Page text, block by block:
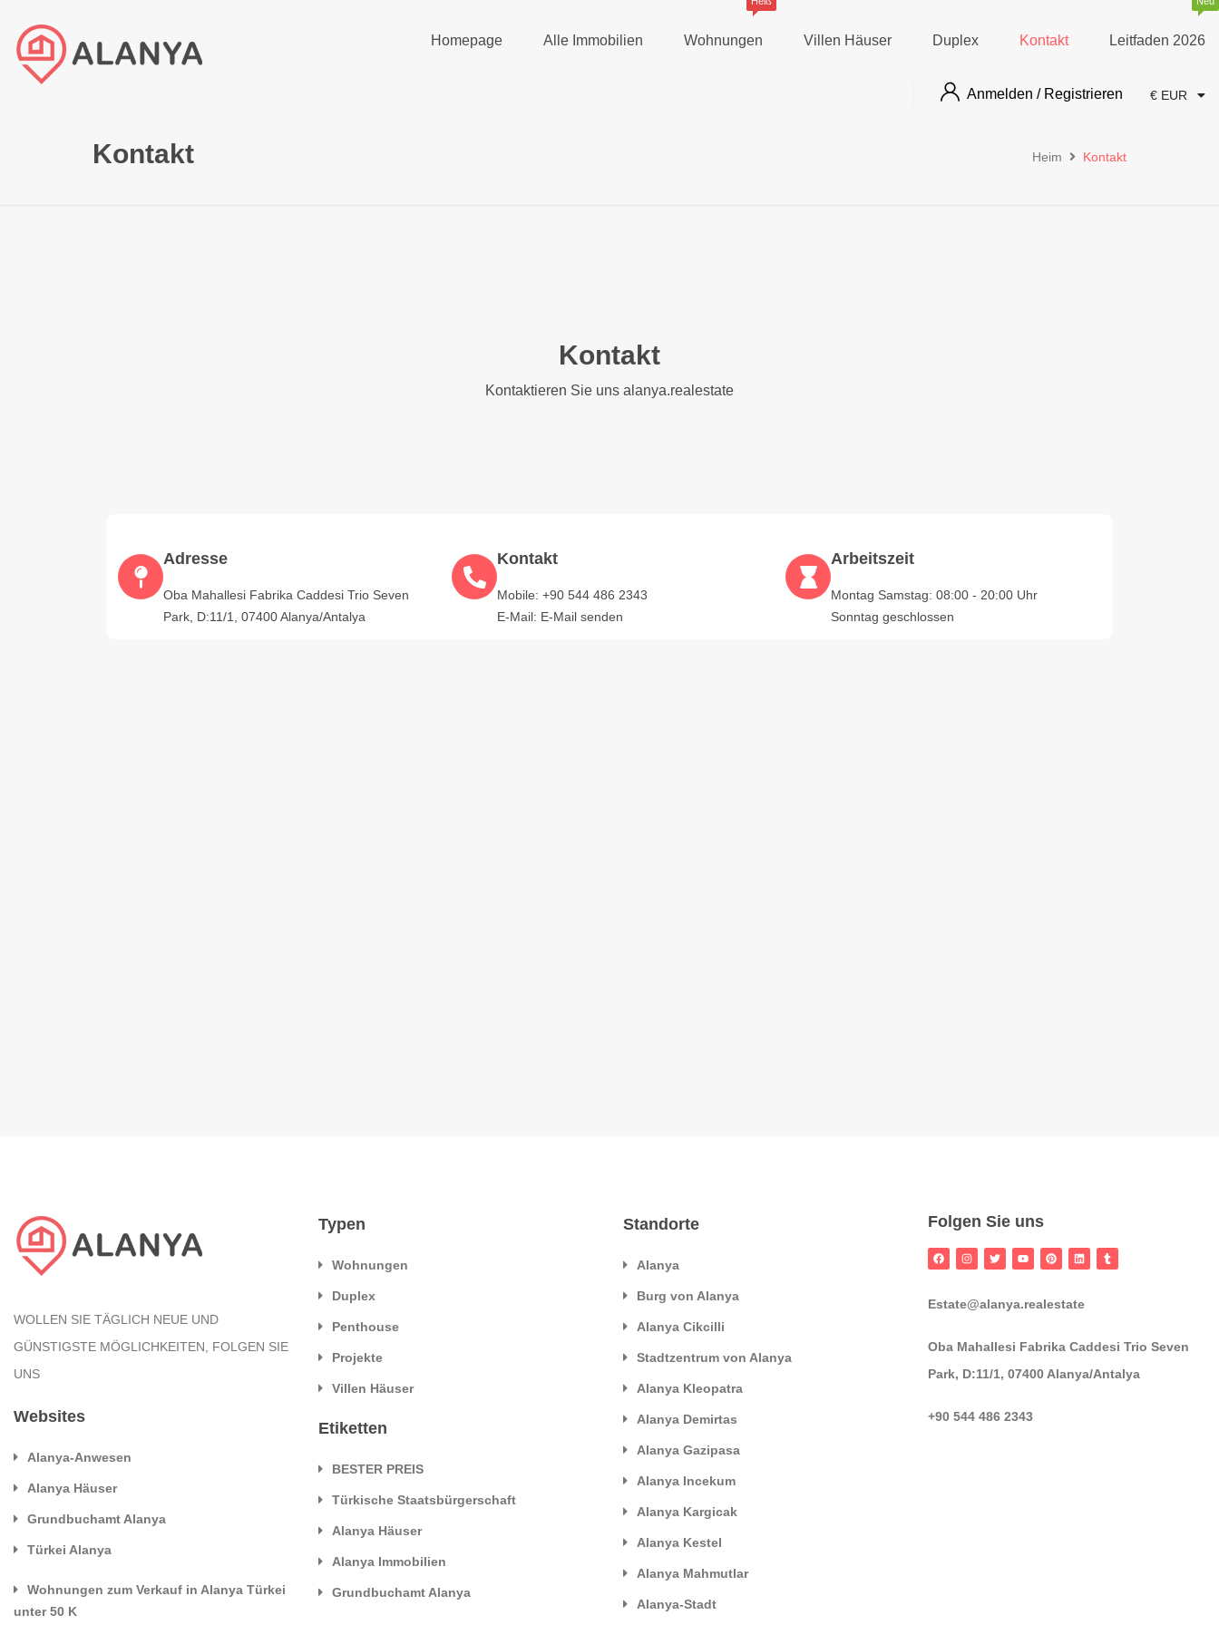
Homepage Alle Immobilien Wohnungen Villen Häuser Duplex Kontakt Leitfaden 2026
Anmelden / Registrieren € EUR
Kontakt Heim Kontakt
Kontakt
Kontaktieren Sie uns alanya.realestate
Adresse
Oba Mahallesi Fabrika Caddesi Trio Seven
Park, D:11/1, 07400 Alanya/Antalya
Kontakt
Mobile: +90 544 486 2343
E-Mail: E-Mail senden
Arbeitszeit
Montag Samstag: 08:00 - 20:00 Uhr
Sonntag geschlossen
WOLLEN SIE TÄGLICH NEUE UND
GÜNSTIGSTE MÖGLICHKEITEN, FOLGEN SIE
UNS
Websites
Alanya-Anwesen
Alanya Häuser
Grundbuchamt Alanya
Türkei Alanya
Wohnungen zum Verkauf in Alanya Türkei
unter 50 K
Typen
Wohnungen
Duplex
Penthouse
Projekte
Villen Häuser
Etiketten
BESTER PREIS
Türkische Staatsbürgerschaft
Alanya Häuser
Alanya Immobilien
Grundbuchamt Alanya
Standorte
Alanya
Burg von Alanya
Alanya Cikcilli
Stadtzentrum von Alanya
Alanya Kleopatra
Alanya Demirtas
Alanya Gazipasa
Alanya Incekum
Alanya Kargicak
Alanya Kestel
Alanya Mahmutlar
Alanya-Stadt
Folgen Sie uns
Estate@alanya.realestate
Oba Mahallesi Fabrika Caddesi Trio Seven
Park, D:11/1, 07400 Alanya/Antalya
+90 544 486 2343